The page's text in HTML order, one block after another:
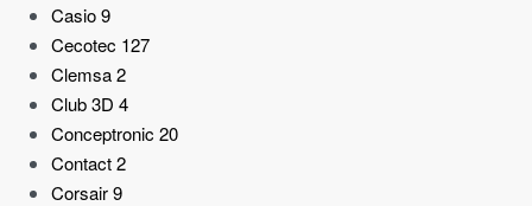
Casio9
Cecotec 127
Clemsa2
Club 3D 4
Conceptronic 20
Contact2
Corsair9